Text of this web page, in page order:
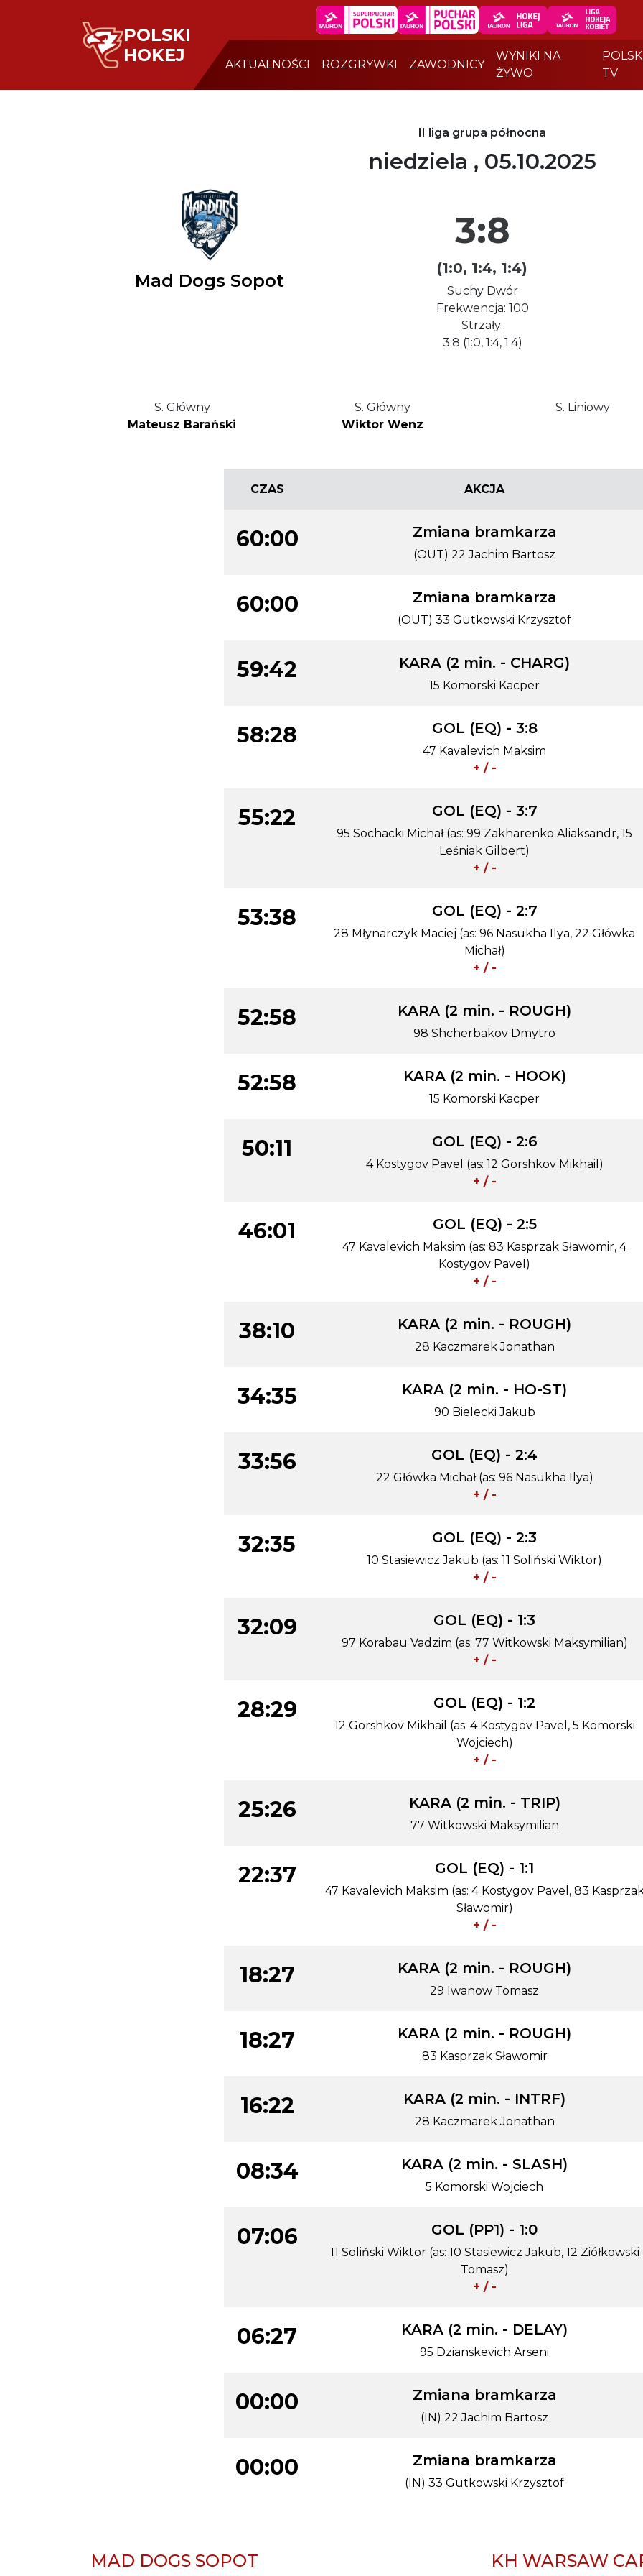
POLSKI
HOKEJ
AKTUALNOŚCI ROZGRYWKI ZAWODNICY
WYNIKI NA
ŻYWO
TV
II liga grupa północna
niedziela , 05.10.2025
Mad Dogs Sopot
3:8
(1:0, 1:4, 1:4)
Suchy Dwór
Frekwencja: 100
Strzały:
3:8 (1:0, 1:4, 1:4)
S. Główny
Mateusz Barański
S. Główny
Wiktor Wenz
S. Liniowy
CZAS AKCJA
60:00 Zmiana bramkarza
(OUT) 22 Jachim Bartosz
60:00 Zmiana bramkarza
(OUT) 33 Gutkowski Krzysztof
59:42 KARA (2 min. - CHARG)
15 Komorski Kacper
58:28 GOL (EQ) - 3:8
47 Kavalevich Maksim
+ / -
55:22 GOL (EQ) - 3:7
95 Sochacki Michał (as: 99 Zakharenko Aliaksandr, 15
Leśniak Gilbert)
+ / -
53:38 GOL (EQ) - 2:7
28 Młynarczyk Maciej (as: 96 Nasukha Ilya, 22 Główka
Michał)
+ / -
52:58 KARA (2 min. - ROUGH)
98 Shcherbakov Dmytro
52:58 KARA (2 min. - HOOK)
15 Komorski Kacper
50:11 GOL (EQ) - 2:6
4 Kostygov Pavel (as: 12 Gorshkov Mikhail)
+ / -
46:01 GOL (EQ) - 2:5
47 Kavalevich Maksim (as: 83 Kasprzak Sławomir, 4
Kostygov Pavel)
+ / -
38:10 KARA (2 min. - ROUGH)
28 Kaczmarek Jonathan
34:35 KARA (2 min. - HO-ST)
90 Bielecki Jakub
33:56 GOL (EQ) - 2:4
22 Główka Michał (as: 96 Nasukha Ilya)
+ / -
32:35 GOL (EQ) - 2:3
10 Stasiewicz Jakub (as: 11 Soliński Wiktor)
+ / -
32:09 GOL (EQ) - 1:3
97 Korabau Vadzim (as: 77 Witkowski Maksymilian)
+ / -
28:29 GOL (EQ) - 1:2
12 Gorshkov Mikhail (as: 4 Kostygov Pavel, 5 Komorski
Wojciech)
+ / -
25:26 KARA (2 min. - TRIP)
77 Witkowski Maksymilian
22:37 GOL (EQ) - 1:1
47 Kavalevich Maksim (as: 4 Kostygov Pavel, 83
Sławomir)
+ / -
18:27 KARA (2 min. - ROUGH)
29 Iwanow Tomasz
18:27 KARA (2 min. - ROUGH)
83 Kasprzak Sławomir
16:22 KARA (2 min. - INTRF)
28 Kaczmarek Jonathan
08:34 KARA (2 min. - SLASH)
5 Komorski Wojciech
07:06 GOL (PP1) - 1:0
11 Soliński Wiktor (as: 10 Stasiewicz Jakub, 12 Ziółkowski
Tomasz)
+ / -
06:27 KARA (2 min. - DELAY)
95 Dzianskevich Arseni
00:00 Zmiana bramkarza
(IN) 22 Jachim Bartosz
00:00 Zmiana bramkarza
(IN) 33 Gutkowski Krzysztof
MAD DOGS SOPOT KH WARSAW